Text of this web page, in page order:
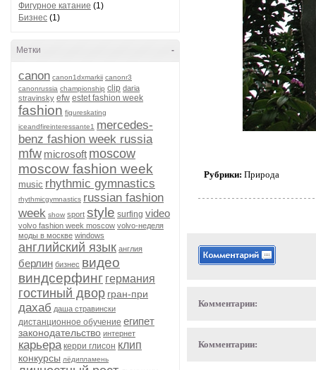
Фигурное катание (1)
Бизнес (1)
-
Метки
canon canon1dxmarkii canonr3
canonrussia championship clip daria
stravinsky efw estet fashion week
fashion figureskating
iceandfireinteressante1 mercedes-
benz fashion week russia
mfw microsoft moscow
moscow fashion week
music rhythmic gymnastics
rhythmicgymnastics russian fashion
week show sport style surfing video
volvo fashion week moscow volvo-неделя
моды в москве windows
английский язык англия
берлин бизнес видео
виндсерфинг германия
гостиный двор гран-при
дахаб даша стравински
дистанционное обучение египет
законодательство интернет
карьера керри глисон клип
конкурсы лёдипламень
Рубрики: Природа
Комментарии:
Комментарии: